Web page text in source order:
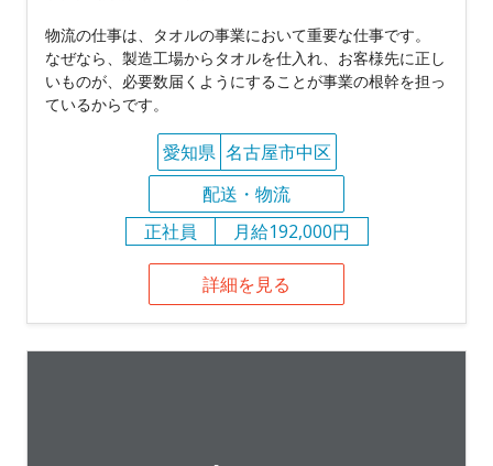
物流の仕事は、タオルの事業において重要な仕事です。
なぜなら、製造工場からタオルを仕入れ、お客様先に正し
いものが、必要数届くようにすることが事業の根幹を担っ
ているからです。
愛知県 名古屋市中区
配送・物流
正社員
月給192,000円
詳細を見る